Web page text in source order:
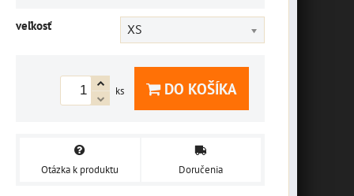
veľkosť XS
ks DO KOŠÍKA
Otázka k produktu Doručenia